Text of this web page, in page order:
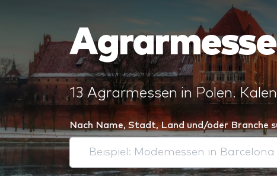
13 Agrarmessen in Polen.
Nach Name, Stadt, Land und/oder Branche